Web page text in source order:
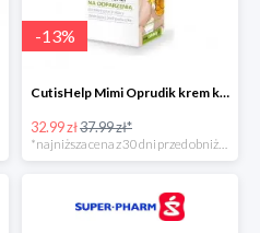
-13%
CutisHelp Mimi Oprudik krem konopny
32.99 zł37.99 zł*
*najniższa cena z 30 dni przed obniżką